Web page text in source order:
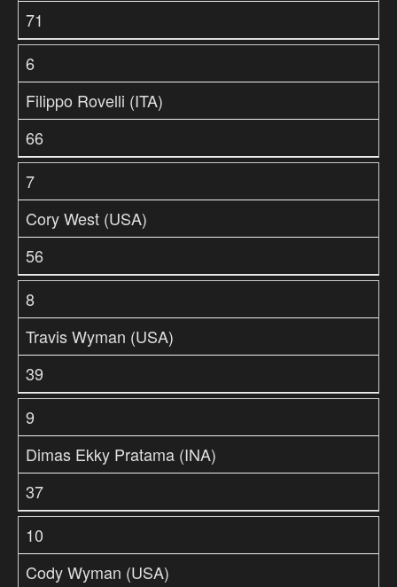
71
6
Filippo Rovelli (ITA)
66
7
Cory West (USA)
56
8
Travis Wyman (USA)
39
9
Dimas Ekky Pratama (INA)
37
10
Cody Wyman (USA)